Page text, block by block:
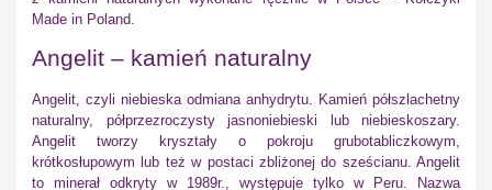
Made in Poland.
Angelit – kamień naturalny
Angelit, czyli niebieska odmiana anhydrytu. Kamień półszlachetny
naturalny, półprzezroczysty jasnoniebieski lub niebieskoszary.
Angelit tworzy kryształy o pokroju grubotabliczkowym,
krótkosłupowym lub też w postaci zbliżonej do sześcianu. Angelit
to minerał odkryty w 1989r., występuje tylko w Peru. Nazwa